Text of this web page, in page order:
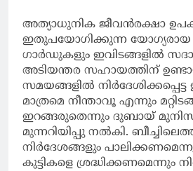
അത്യാധുനിക ജീവന്‍രക്ഷാ
ഇതുപയോഗിക്കുന്ന
ഗാര്‍ഡുകളും ഇവിടങ്ങളില്‍
അടിയന്തര സഹായത്തിന്
സമയങ്ങളില്‍
മാത്രമെ നീന്താവൂ എന്നും
ഇറങ്ങരുതെന്നും ദുബായ്
മുന്നറിയിപ്പു നല്‍കി.
നിര്‍ദേശങ്ങളും
കുട്ടികളെ ശ്രദ്ധിക്കണമെന്നും